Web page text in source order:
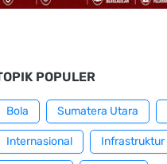
POPULER
Bola Sumatera Utara
Internasional Infrastruktur